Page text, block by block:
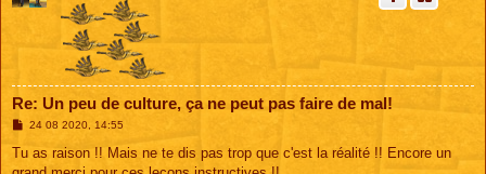
Re: Un peu de culture, ça ne peut pas faire de mal!
M
s
24 08 2020, 14:55
Tu as raison !! Mais ne te dis pas trop que c'est la réalité !! Encore un